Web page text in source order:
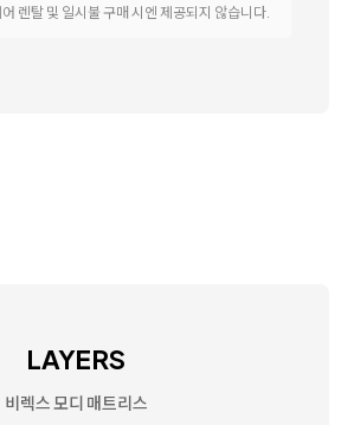
렌탈 및 일시불 구매 시엔 제공되지 않습니다.
LAYERS
비렉스 모디 매트리스